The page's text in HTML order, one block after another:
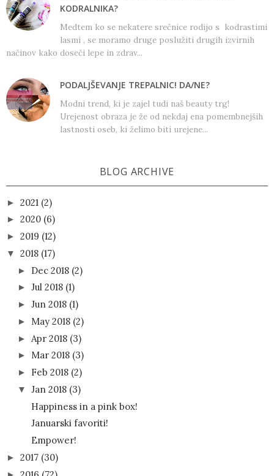
KODRALNIKA?
Medtem ko se nekatere srečnice rodijo s kodrastimi
lasmi , se moramo druge poslužiti drugih izvirnih
načinov kako doseči lepe in zdrav...
PODALJŠEVANJE TREPALNIC! DA/NE?
Modni trend, ki je zajel tudi naš beauty trg!
Urejenost obraza je že od nekdaj ena pomembnejših
lastnosti oseb, ki želimo biti urejene...
BLOG ARCHIVE
► 2021 (2)
► 2020 (6)
► 2019 (12)
▼ 2018 (17)
► Dec 2018 (2)
► Jul 2018 (1)
► Jun 2018 (1)
► May 2018 (2)
► Apr 2018 (3)
► Mar 2018 (3)
► Feb 2018 (2)
▼ Jan 2018 (3)
Happiness in a pink box!
Januarski favoriti!
Empower!
► 2017 (30)